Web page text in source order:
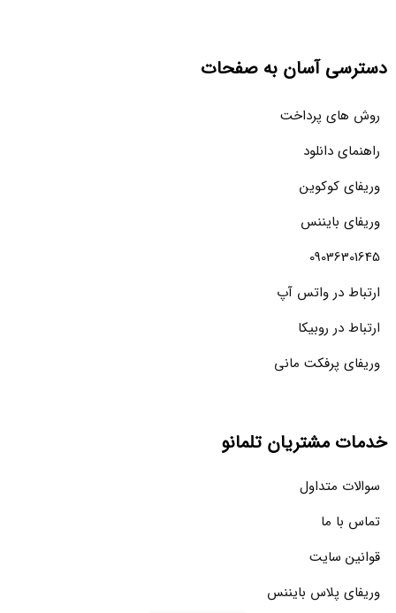
دسترسی آسان به صفحات
روش های پرداخت
راهنمای دانلود
وریفای کوکوین
وریفای بایننس
09036301645
ارتباط در واتس آپ
ارتباط در روبیکا
وریفای پرفکت مانی
خدمات مشتریان تلمانو
سوالات متداول
تماس با ما
قوانین سایت
وریفای پلاس بایننس